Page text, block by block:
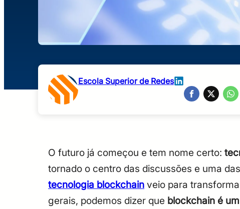
Escola Superior de Redes
O futuro já começou e tem nome certo:
tornado o centro das discussões e uma
tecnologia blockchain veio para
gerais, podemos dizer que blockchain é